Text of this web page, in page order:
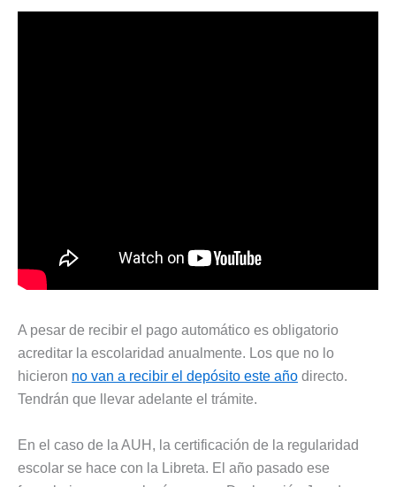
A pesar de recibir el pago automático es obligatorio
acreditar la escolaridad anualmente. Los que no lo
hicieron no van a recibir el depósito este año directo.
Tendrán que llevar adelante el trámite.
En el caso de la AUH, la certificación de la regularidad
escolar se hace con la Libreta. El año pasado ese